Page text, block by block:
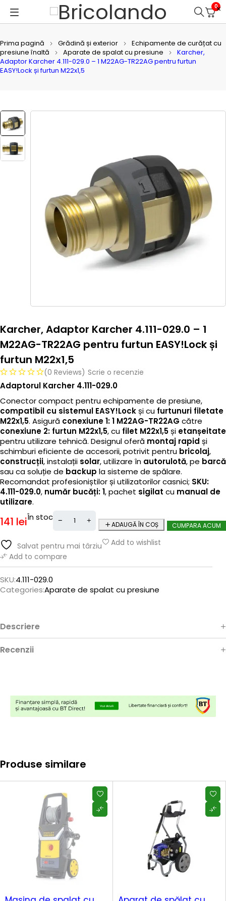
0
Prima pagină Grădină și exterior
Echipamente de curățat cu
presiune înaltă
Aparate de spalat cu presiune
Karcher,
Adaptor Karcher 4.111-029.0 – 1 M22AG-TR22AG pentru furtun
EASY!Lock și furtun M22x1,5
Karcher, Adaptor Karcher 4.111-029.0 – 1
M22AG-TR22AG pentru furtun EASY!Lock și
furtun M22x1,5
(0 Reviews) Scrie o recenzie
Adaptorul Karcher 4.111-029.0
Conector compact pentru echipamente de presiune,
compatibil cu sistemul EASY!Lockși cu furtunuri filetate
M22x1,5. Asigură conexiune 1: 1 M22AG-TR22AG către
conexiune 2: furtun M22x1,5, cu filet M22x1,5și etanșeitate
pentru utilizare tehnică. Designul oferă montaj rapid și
schimburi eficiente de accesorii, potrivit pentru bricolaj,
construcții, instalații solar, utilizare în autorulotă, pe barcă
sau ca soluție de backup la sisteme de spălare.
Recomandat profesioniștilor și utilizatorilor casnici; SKU:
4.111-029.0, număr bucăți: 1, pachet sigilat cu manual de
utilizare.
141 leiÎn stoc
ADAUGĂ ÎN COȘ CUMPARA ACUM
Salvat pentru mai târziu
Add to wishlist
Add to compare
SKU:4.111-029.0
Categories:Aparate de spalat cu presiune
Descriere
Recenzii
Produse similare